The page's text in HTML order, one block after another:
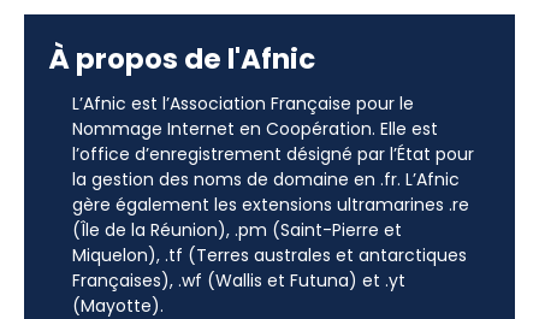
À propos de l'Afnic
L’Afnic est l’Association Française pour le
Nommage Internet en Coopération. Elle est
l’office d’enregistrement désigné par l’État pour
la gestion des noms de domaine en .fr. L’Afnic
gère également les extensions ultramarines .re
(Île de la Réunion), .pm (Saint-Pierre et
Miquelon), .tf (Terres australes et antarctiques
Françaises), .wf (Wallis et Futuna) et .yt
(Mayotte).